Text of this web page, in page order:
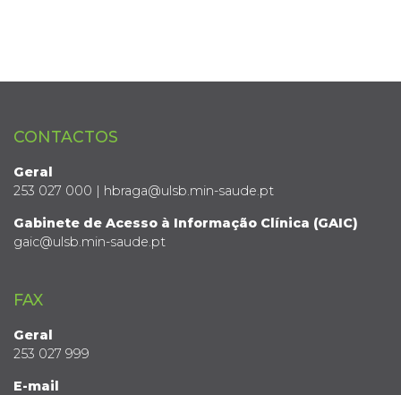
CONTACTOS
Geral
253 027 000 | hbraga@ulsb.min-saude.pt
Gabinete de Acesso à Informação Clínica (GAIC)
gaic@ulsb.min-saude.pt
FAX
Geral
253 027 999
E-mail